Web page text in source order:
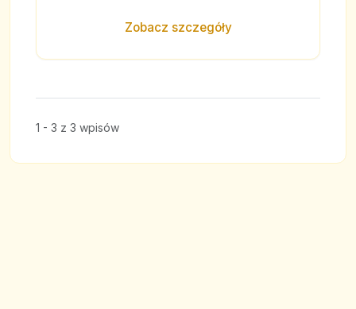
Zobacz szczegóły
1 - 3 z 3 wpisów